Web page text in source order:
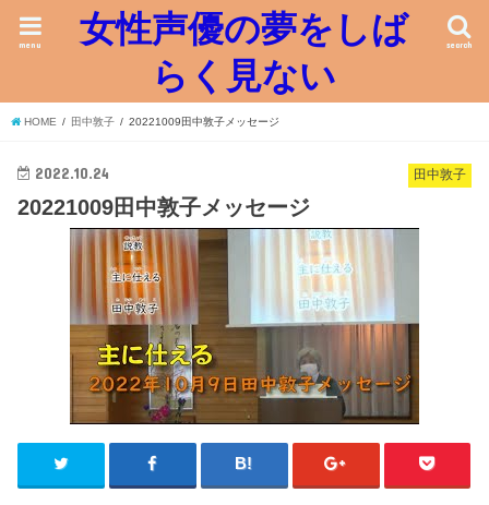
女性声優の夢をしば
らく見ない
search
menu
HOME 田中敦子 20221009田中敦子メッセージ
田中敦子
2022.10.24
20221009田中敦子メッセージ